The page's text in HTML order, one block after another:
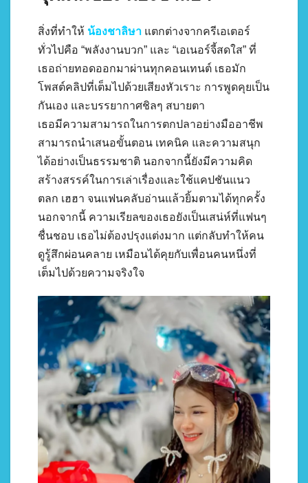
สิ่งที่ทำให้ น้องชาลิษา แตกต่างจากครีเอเตอร์
ทั่วไปคือ “พลังงานบวก” และ “เอเนอร์จี้สดใส” ที่
เธอถ่ายทอดออกมาผ่านทุกคอนเทนต์ เธอมัก
โพสต์คลิปที่เต็มไปด้วยเสียงหัวเราะ การพูดคุยเป็น
กันเอง และบรรยากาศชิลๆ สบายตา
เธอมีความสามารถในการตกปลาอย่างมืออาชีพ
สามารถนำเสนอขั้นตอน เทคนิค และความสนุก
ได้อย่างเป็นธรรมชาติ นอกจากนี้ยังมีความคิด
สร้างสรรค์ในการเล่าเรื่องและใช้แคปชันแนว
ตลก เฮฮา จนแฟนคลับอ่านแล้วยิ้มตามได้ทุกครั้ง
นอกจากนี้ ความเรียลของเธอยังเป็นเสน่ห์ที่แฟนๆ
ชื่นชอบ เธอไม่ต้องปรุงแต่งมาก แต่กลับทำให้คน
ดูรู้สึกผ่อนคลาย เหมือนได้คุยกับเพื่อนคนหนึ่งที่
เต็มไปด้วยความจริงใจ